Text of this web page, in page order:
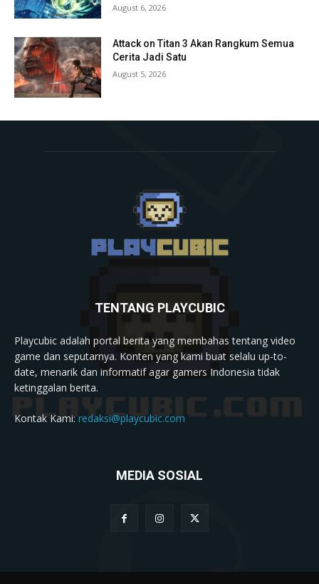
August 6, 2026
Attack on Titan 3 Akan Rangkum Semua
Cerita Jadi Satu
August 5, 2026
TENTANG PLAYCUBIC
Playcubic adalah portal berita yang membahas tentang video
game dan seputarnya. Konten yang kami buat selalu up-to-
date, menarik dan informatif agar gamers Indonesia tidak
ketinggalan berita.
Kontak Kami:redaksi@playcubic.com
MEDIA SOSIAL